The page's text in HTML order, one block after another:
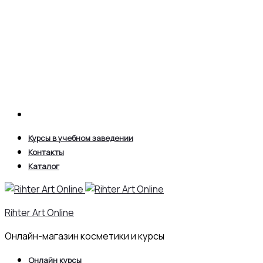
Курсы в учебном заведении
Контакты
Каталог
Rihter Art Online
Онлайн-магазин косметики и курсы
Онлайн курсы